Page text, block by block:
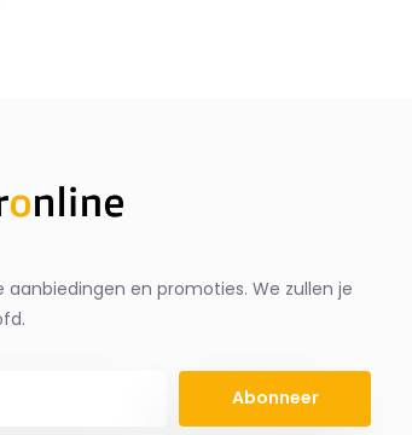
en promoties. We zullen je
Abonneer